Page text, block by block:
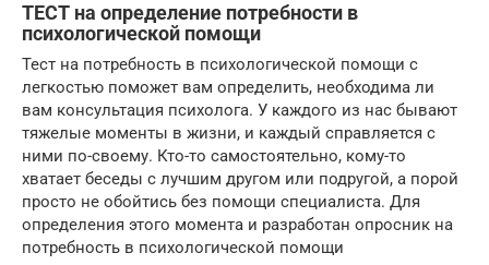
ТЕСТ на определение потребности в
психологической помощи
Тест на потребность в психологической помощи с
легкостью поможет вам определить, необходима ли
вам консультация психолога. У каждого из нас бывают
тяжелые моменты в жизни, и каждый справляется с
ними по-своему. Кто-то самостоятельно, кому-то
хватает беседы с лучшим другом или подругой, а порой
просто не обойтись без помощи специалиста. Для
определения этого момента и разработан опросник на
потребность в психологической помощи